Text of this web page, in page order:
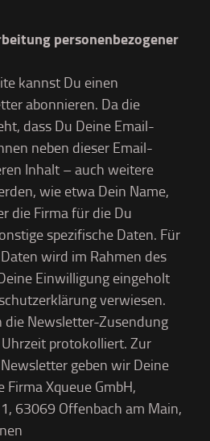
personenbezogener
kannst Du einen
abonnieren. Da die
dass Du Deine Email-
neben dieser Email-
Inhalt – auch weitere
wie etwa Dein Name,
die Firma für die Du
spezifische Daten. Für
wird im Rahmen des
Einwilligung eingeholt
verwiesen.
die Newsletter-Zusendung
protokolliert. Zur
geben wir Deine
Xqueue GmbH,
63069 Offenbach am Main,